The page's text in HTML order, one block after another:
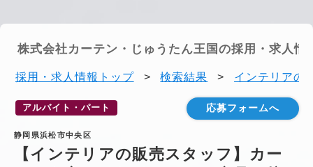
株式会社カーテン・じゅうたん王国の採用・求人情
採用・求人情報トップ > 検索結果 > インテリアの
アルバイト・パート 応募フォームへ
静岡県浜松市中央区
【インテリアの販売スタッフ】カー